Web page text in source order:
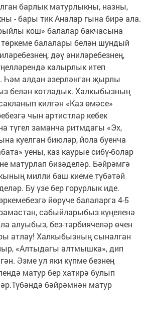
барлык матурлыкны, назны,
- бары тик Аналар гына бирә ала.
кош» балалар бакчасына
төркеме балалары белән шундый
дәү әниләребезнең,
калырлык итеп
Һәм алдан әзерләнгән җырлы
белән котладык. Халкыбызның
килгән «Каз өмәсе»
чын артистлар кебек
түгел заманча ритмдагы «Эх,
куелган биюләр, йола буенча
уены, каз каурые сибү-болар
матурлап бизәделәр. Бәйрәмгә
милли баш киеме түбәтәй
Бу үзе бер горурлык иде.
йөрүче балаларга 4-5
сабыйларыбыз күңеленә
алуыбыз, без-тәрбиячеләр өчен
атлау! Халкыбызның сыналган
«Алтыдагы алтмышка», дип
Әзме ул яки күпме безнең
матур бер хатирә булып
бәйрәмнән матур